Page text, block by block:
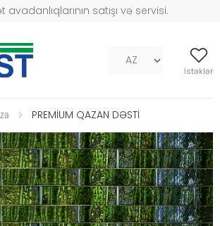
avadanlıqlarının satışı və servisi.
İstəklər
PREMİUM QAZAN DƏSTİ